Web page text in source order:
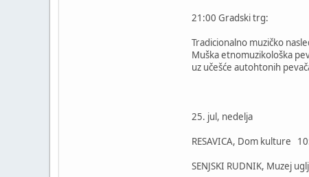
21:00 Gradski trg:
Tradicionalno muzičko
Muška etnomuzikološka
uz učešće autohtonih
25. jul, nedelja
RESAVICA, Dom kulture
SENJSKI RUDNIK, Muzej